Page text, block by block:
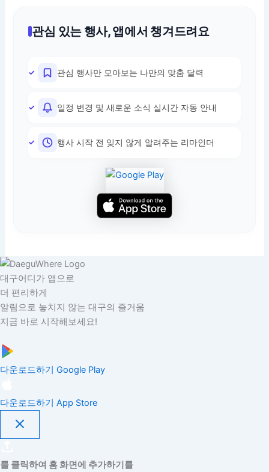
관심 있는 행사, 앱에서 챙겨드려요
관심 행사만 모아보는 나만의 맞춤 달력
일정 변경 및 새로운 소식 실시간 자동 안내
행사 시작 전 잊지 않게 알려주는 리마인더
대구어디가 앱으로
더 편리하게
알림으로 놓치지 않는 대구의 즐거움
지금 바로 시작해보세요!
다운로드하기 Google Play
다운로드하기 App Store
를 클릭하여 홈 화면에 추가하기를